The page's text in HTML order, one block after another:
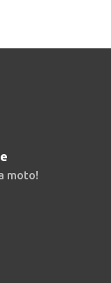
moto!